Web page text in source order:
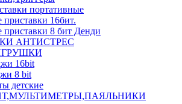
портативные
16бит.
приставки 8 бит Денди
АНТИСТРЕС
16bit
8 bit
детские